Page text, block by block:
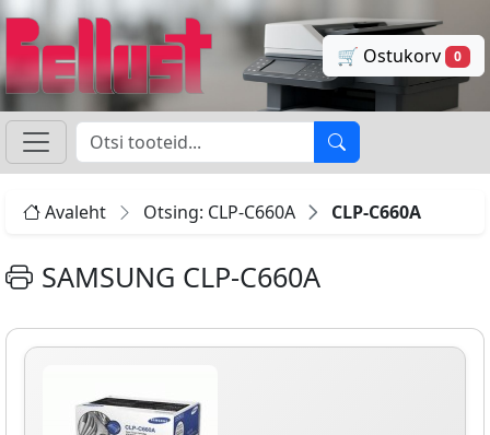
🛒 Ostukorv 0
Avaleht Otsing: CLP-C660A CLP-C660A
SAMSUNG CLP-C660A